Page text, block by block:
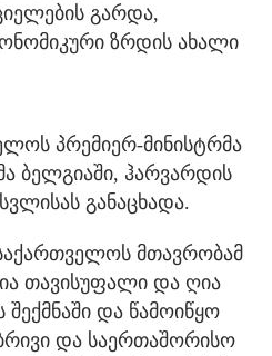
გარდა,
ზრდის ახალი
პრემიერ-მინისტრმა
ბელგიაში, ჰარვარდის
განაცხადა.
მთავრობამ
თავისუფალი და ღია
და წამოიწყო
და საერთაშორისო